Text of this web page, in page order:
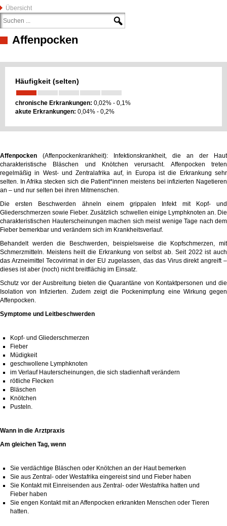
Übersicht
Affenpocken
Häufigkeit (selten)
chronische Erkrankungen: 0,02% - 0,1%
akute Erkrankungen: 0,04% - 0,2%
Affenpocken (Affenpockenkrankheit): Infektionskrankheit, die an der Haut
charakteristische Bläschen und Knötchen verursacht. Affenpocken treten
regelmäßig in West- und Zentralafrika auf, in Europa ist die Erkrankung sehr
selten. In Afrika stecken sich die Patient*innen meistens bei infizierten Nagetieren
an – und nur selten bei ihren Mitmenschen.
Die ersten Beschwerden ähneln einem grippalen Infekt mit Kopf- und
Gliederschmerzen sowie Fieber. Zusätzlich schwellen einige Lymphknoten an. Die
charakteristischen Hauterscheinungen machen sich meist wenige Tage nach dem
Fieber bemerkbar und verändern sich im Krankheitsverlauf.
Behandelt werden die Beschwerden, beispielsweise die Kopfschmerzen, mit
Schmerzmitteln. Meistens heilt die Erkrankung von selbst ab. Seit 2022 ist auch
das Arzneimittel Tecovirimatin der EU zugelassen, das das Virus direkt angreift –
dieses ist aber (noch) nicht breitflächig im Einsatz.
Schutz vor der Ausbreitung bieten die Quarantäne von Kontaktpersonen und die
Isolation von Infizierten. Zudem zeigt die Pockenimpfung eine Wirkung gegen
Affenpocken.
Symptome und Leitbeschwerden
Kopf- und Gliederschmerzen
Fieber
Müdigkeit
geschwollene Lymphknoten
im Verlauf Hauterscheinungen, die sich stadienhaft verändern
rötliche Flecken
Bläschen
Knötchen
Pusteln.
Wann in die Arztpraxis
Am gleichen Tag, wenn
Sie verdächtige Bläschen oder Knötchen an der Haut bemerken
Sie aus Zentral- oder Westafrika eingereist sind und Fieber haben
Sie Kontakt mit Einreisenden aus Zentral- oder Westafrika hatten und
Fieber haben
Sie engen Kontakt mit an Affenpocken erkrankten Menschen oder Tieren
hatten.